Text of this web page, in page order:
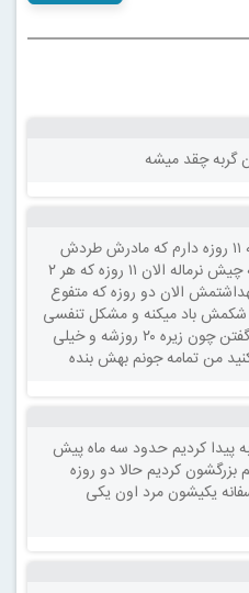
گربه چقد میشه
سلام وقتتون بخیر من یه توله سگه ۱۱ روزه دارم که مادرش طردش
کرده بردمش دامپزشکی گفتن همه چیش نرماله الان ۱۱ روزه که هر ۲
الان دو روزه که متفوع
شکمش باد میکنه و مشکل تنفسی
پیدا میکنه هر دامپزشکیم بردمش گفتن چون زیره ۲۰ روزشه و خیلی
من تمامه جونم بهش بنده
پیدا کردیم حدود سه ماه پیش
بزرگشون کردیم حالا دو روزه
یکیشون مرد اون یکی